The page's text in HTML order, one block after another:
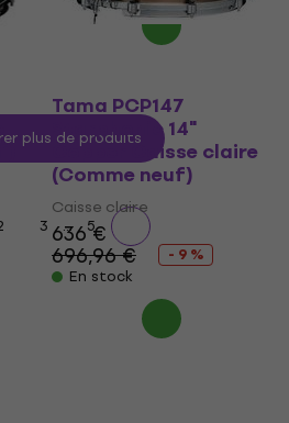
Tama PCP147
Starphonic 14"
Copper Caisse claire
(Comme neuf)
Caisse claire
636 €
696,96 €
- 9 %
En stock
plus de produits
3 ... 5